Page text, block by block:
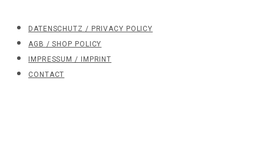
DATENSCHUTZ / PRIVACY POLICY
AGB / SHOP POLICY
IMPRESSUM / IMPRINT
CONTACT